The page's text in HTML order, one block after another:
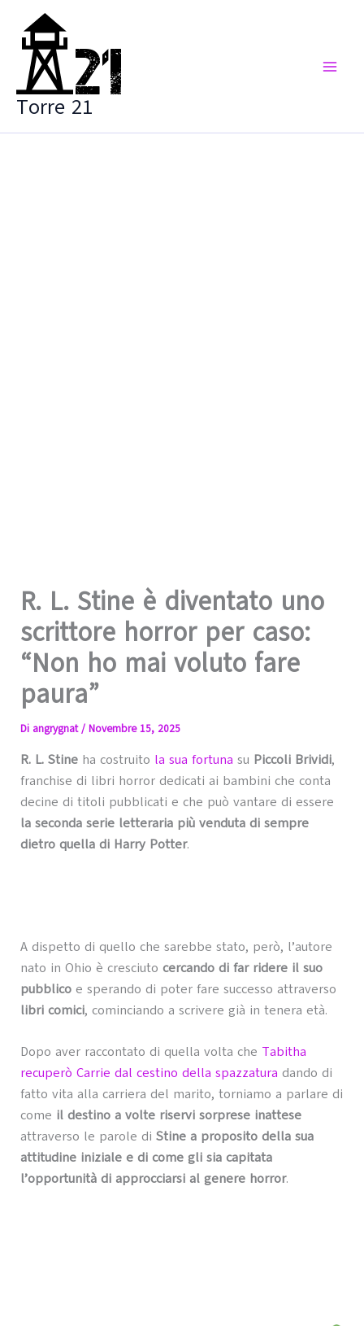
contenuto
Torre 21
R. L. Stine è diventato uno
scrittore horror per caso:
“Non ho mai voluto fare
paura”
Di angrygnat/ Novembre 15, 2025
R. L. Stineha costruito la sua fortuna su Piccoli Brividi,
franchise di libri horror dedicati ai bambini che conta
decine di titoli pubblicati e che può vantare di essere
la seconda serie letteraria più venduta di sempre
dietro quella di Harry Potter.
A dispetto di quello che sarebbe stato, però, l’autore
nato in Ohio è cresciuto cercando di far ridere il suo
pubblicoe sperando di poter fare successo attraverso
libri comici, cominciando a scrivere già in tenera età.
Dopo aver raccontato di quella volta che Tabitha
recuperò Carrie dal cestino della spazzatura dando di
fatto vita alla carriera del marito, torniamo a parlare di
come il destino a volte riservi sorprese inattese
attraverso le parole di Stine a proposito della sua
attitudine iniziale e di come gli sia capitata
l’opportunità di approcciarsi al genere horror.